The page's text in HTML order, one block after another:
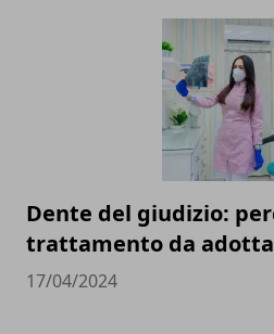
Dente del giudizio:
trattamento da
17/04/2024